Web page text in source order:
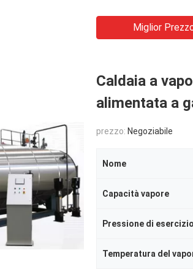
Miglior
Caldaia a
alimentata a
prezzo: Negoziabile
Nome
Capacità vapore
Pressione di esercizio
Temperatura del